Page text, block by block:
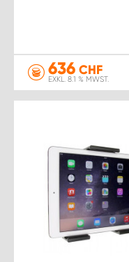
636 CHF
EXKL. 8.1 % MWST.